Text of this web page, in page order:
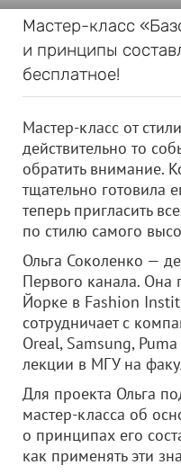
Мастер-класс
и принципы
бесплатное!
Мастер-класс от
действительно то
обратить внимание.
тщательно готовила
теперь пригласить
по стилю самого
Ольга Соколенко —
Первого канала. Она
Йорке в Fashion
сотрудничает с
Oreal, Samsung,
лекции в МГУ на
Для проекта Ольга
мастер-класса об
о принципах его
как применять эти